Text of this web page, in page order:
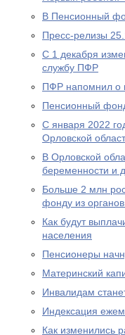
В Пенсионный
Пресс-релизы
С 1 декабря
службу ПФР
ПФР напомнил о
Пенсионный
С января 2022
Орловской
В Орловской
беременности и
Больше 2 млн
фонду из
Как будут
населения
Пенсионеры
Материнский
Инвалидам
Индексация
Как изменились